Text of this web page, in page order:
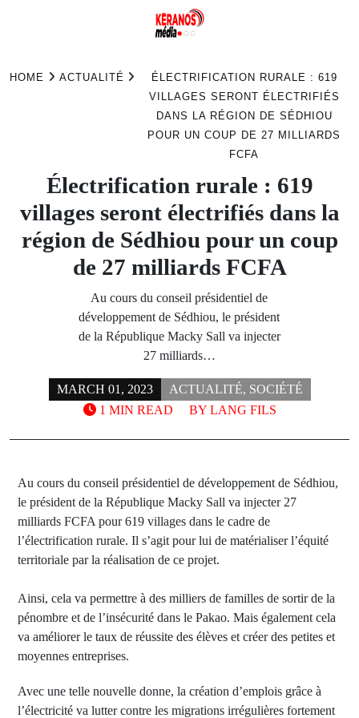
HOME ACTUALITÉ
ÉLECTRIFICATION RURALE : 619
VILLAGES SERONT ÉLECTRIFIÉS
DANS LA RÉGION DE SÉDHIOU
POUR UN COUP DE 27 MILLIARDS
FCFA
Électrification rurale : 619
villages seront électrifiés dans la
région de Sédhiou pour un coup
de 27 milliards FCFA
Au cours du conseil présidentiel de
développement de Sédhiou, le président
de la République Macky Sall va injecter
27 milliards…
MARCH 01, 2023 ACTUALITÉ, SOCIÉTÉ
BY LANG FILS
1 MIN READ
Au cours du conseil présidentiel de développement de Sédhiou,
le président de la République Macky Sall va injecter 27
milliards FCFA pour 619 villages dans le cadre de
l’électrification rurale. Il s’agit pour lui de matérialiser l’équité
territoriale par la réalisation de ce projet.
Ainsi, cela va permettre à des milliers de familles de sortir de la
pénombre et de l’insécurité dans le Pakao. Mais également cela
va améliorer le taux de réussite des élèves et créer des petites et
moyennes entreprises.
Avec une telle nouvelle donne, la création d’emplois grâce à
l’électricité va lutter contre les migrations irrégulières fortement